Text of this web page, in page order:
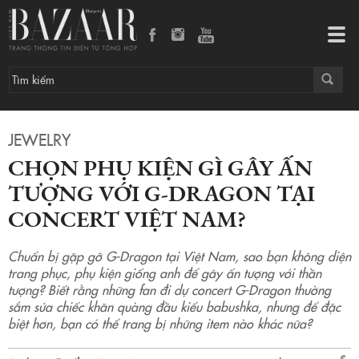
JEWELRY
CHỌN PHỤ KIỆN GÌ GÂY ẤN
TƯỢNG VỚI G-DRAGON TẠI
CONCERT VIỆT NAM?
Chuẩn bị gặp gỡ G-Dragon tại Việt Nam, sao bạn không diện
trang phục, phụ kiện giống anh để gây ấn tượng với thần
tượng? Biết rằng những fan đi dự concert G-Dragon thường
sắm sửa chiếc khăn quàng đầu kiểu babushka, nhưng để đặc
biệt hơn, bạn có thể trang bị những item nào khác nữa?